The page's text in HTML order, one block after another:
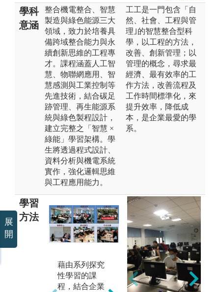
學科
意涵
整合機電整合、智慧
製造與綠色能源三大
領域，致力於培養具
備跨域整合能力與永
續創新思維的工程專
才。課程涵蓋人工智
慧、物聯網應用、智
慧感測與工業控制等
先進技術，結合碳足
跡管理、再生能源系
統與綠色製程設計，
建立完整之「智慧 ×
綠能」學習架構。學
生將透過程式設計、
資料分析與機電系統
實作，強化邏輯思維
與工程應用能力。
工工是一門包含「自
然、社會、工程與管
理｣的智慧整合型科
學，以工程的方法，
改善、創新管理；以
管理的概念，尋求最
經濟、最有效率的工
作方法，改善流程及
工作時間標準化，來
提升效率，降低成
本，是企業最愛的學
系。
學習
方法
藉由系列探究
性學習的課
程，結合企業
以產品、過程
和系統的構
思、設計、實
展
開